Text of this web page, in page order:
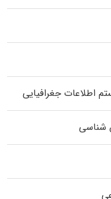
اطلاعات جغرافیایی
شناسی